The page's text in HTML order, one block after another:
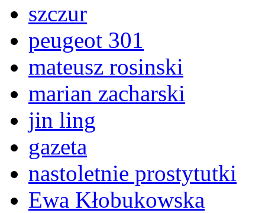
szczur
peugeot 301
mateusz rosinski
marian zacharski
jin ling
gazeta
nastoletnie prostytutki
Ewa Kłobukowska